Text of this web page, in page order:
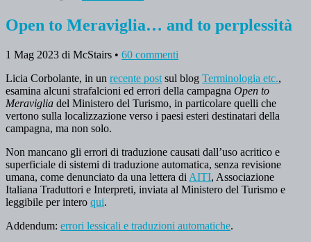
Open to Meraviglia… and to perplessità
1 Mag 2023 di McStairs • 60 commenti
Licia Corbolante, in un recente post sul blog Terminologia etc.,
esamina alcuni strafalcioni ed errori della campagna Open to
Meraviglia del Ministero del Turismo, in particolare quelli che
vertono sulla localizzazione verso i paesi esteri destinatari della
campagna, ma non solo.
Non mancano gli errori di traduzione causati dall’uso acritico e
superficiale di sistemi di traduzione automatica, senza revisione
umana, come denunciato da una lettera di AITI, Associazione
Italiana Traduttori e Interpreti, inviata al Ministero del Turismo e
leggibile per intero qui.
Addendum: errori lessicali e traduzioni automatiche.